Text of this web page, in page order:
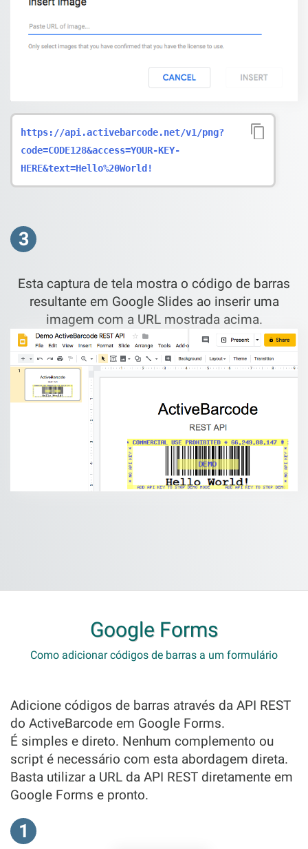
https://api.activebarcode.net/v1/png?
code=CODE128&access=YOUR-KEY-
HERE&text=Hello%20World!
3
Esta captura de tela mostra o código de barras
resultante em Google Slides ao inserir uma
imagem com a URL mostrada acima.
Google Forms
Como adicionar códigos de barras a um formulário
Adicione códigos de barras através da API REST
do ActiveBarcode em Google Forms.
É simples e direto. Nenhum complemento ou
script é necessário com esta abordagem direta.
Basta utilizar a URL da API REST diretamente em
Google Forms e pronto.
1